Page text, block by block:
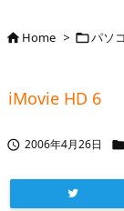
Home > パソ
iMovie HD 6
 2006年4月26日 